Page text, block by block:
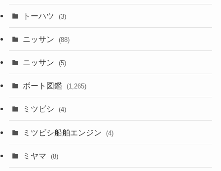
トーハツ (3)
ニッサン (88)
ニッサン (5)
ボート図鑑 (1,265)
ミツビシ (4)
ミツビシ船舶エンジン (4)
ミヤマ (8)